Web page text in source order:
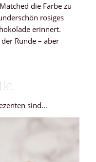
die Farbe zu
rosiges
erinnert.
Runde – aber
sind…